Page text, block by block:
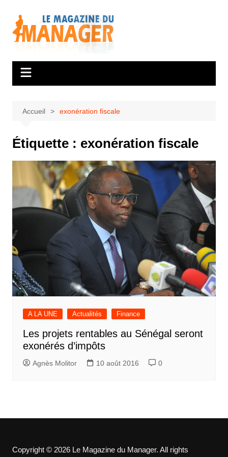
contenu
Accueil exonération fiscale
Étiquette : exonération fiscale
A LA UNE Actualités Finance
Les projets rentables au Sénégal seront
exonérés d’impôts
Agnès Molitor 10 août 2016 0
Copyright © 2026 Le Magazine du Manager. All rights